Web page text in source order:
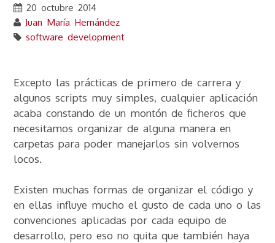
20 octubre 2014
Juan María Hernández
software development
Excepto las prácticas de primero de carrera y
algunos scripts muy simples, cualquier aplicación
acaba constando de un montón de ficheros que
necesitamos organizar de alguna manera en
carpetas para poder manejarlos sin volvernos
locos.
Existen muchas formas de organizar el código y
en ellas influye mucho el gusto de cada uno o las
convenciones aplicadas por cada equipo de
desarrollo, pero eso no quita que también haya